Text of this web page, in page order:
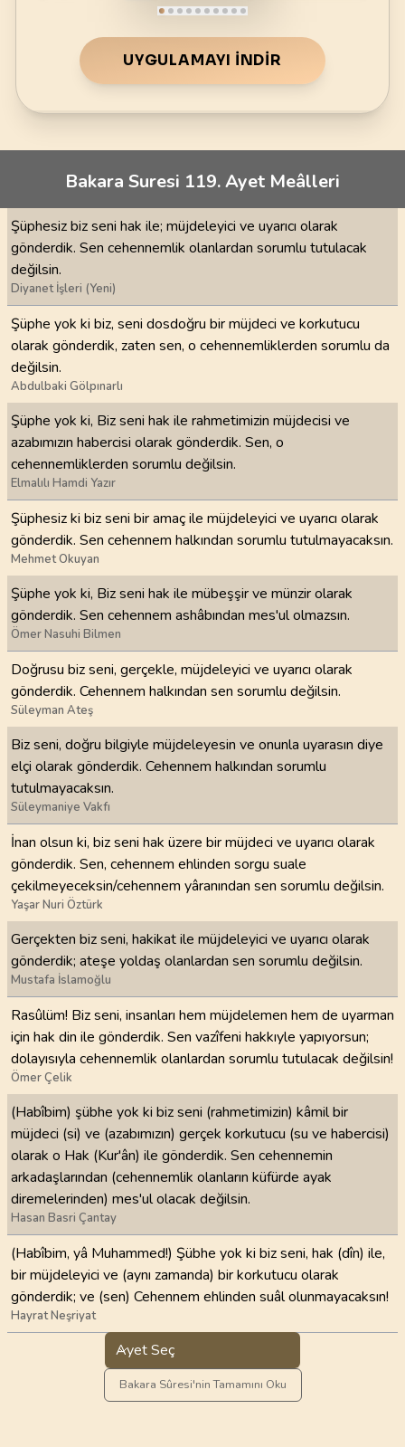
UYGULAMAYI İNDIR
Bakara Suresi 119. Ayet Meâlleri
Şüphesiz biz seni hak ile; müjdeleyici ve uyarıcı olarak
gönderdik. Sen cehennemlik olanlardan sorumlu tutulacak
değilsin.
Diyanet İşleri (Yeni)
Şüphe yok ki biz, seni dosdoğru bir müjdeci ve korkutucu
olarak gönderdik, zaten sen, o cehennemliklerden sorumlu da
değilsin.
Abdulbaki Gölpınarlı
Şüphe yok ki, Biz seni hak ile rahmetimizin müjdecisi ve
azabımızın habercisi olarak gönderdik. Sen, o
cehennemliklerden sorumlu değilsin.
Elmalılı Hamdi Yazır
Şüphesiz ki biz seni bir amaç ile müjdeleyici ve uyarıcı olarak
gönderdik. Sen cehennem halkından sorumlu tutulmayacaksın.
Mehmet Okuyan
Şüphe yok ki, Biz seni hak ile mübeşşir ve münzir olarak
gönderdik. Sen cehennem ashâbından mes'ul olmazsın.
Ömer Nasuhi Bilmen
Doğrusu biz seni, gerçekle, müjdeleyici ve uyarıcı olarak
gönderdik. Cehennem halkından sen sorumlu değilsin.
Süleyman Ateş
Biz seni, doğru bilgiyle müjdeleyesin ve onunla uyarasın diye
elçi olarak gönderdik. Cehennem halkından sorumlu
tutulmayacaksın.
Süleymaniye Vakfı
İnan olsun ki, biz seni hak üzere bir müjdeci ve uyarıcı olarak
gönderdik. Sen, cehennem ehlinden sorgu suale
çekilmeyeceksin/cehennem yâranından sen sorumlu değilsin.
Yaşar Nuri Öztürk
Gerçekten biz seni, hakikat ile müjdeleyici ve uyarıcı olarak
gönderdik; ateşe yoldaş olanlardan sen sorumlu değilsin.
Mustafa İslamoğlu
Rasûlüm! Biz seni, insanları hem müjdelemen hem de uyarman
için hak din ile gönderdik. Sen vazîfeni hakkıyle yapıyorsun;
dolayısıyla cehennemlik olanlardan sorumlu tutulacak değilsin!
Ömer Çelik
(Habîbim) şübhe yok ki biz seni (rahmetimizin) kâmil bir
müjdeci (si) ve (azabımızın) gerçek korkutucu (su ve habercisi)
olarak o Hak (Kur'ân) ile gönderdik. Sen cehennemin
arkadaşlarından (cehennemlik olanların küfürde ayak
diremelerinden) mes'ul olacak değilsin.
Hasan Basri Çantay
(Habîbim, yâ Muhammed!) Şübhe yok ki biz seni, hak (dîn) ile,
bir müjdeleyici ve (aynı zamanda) bir korkutucu olarak
gönderdik; ve (sen) Cehennem ehlinden suâl olunmayacaksın!
Hayrat Neşriyat
Ayet Seç
Bakara Sûresi'nin Tamamını Oku